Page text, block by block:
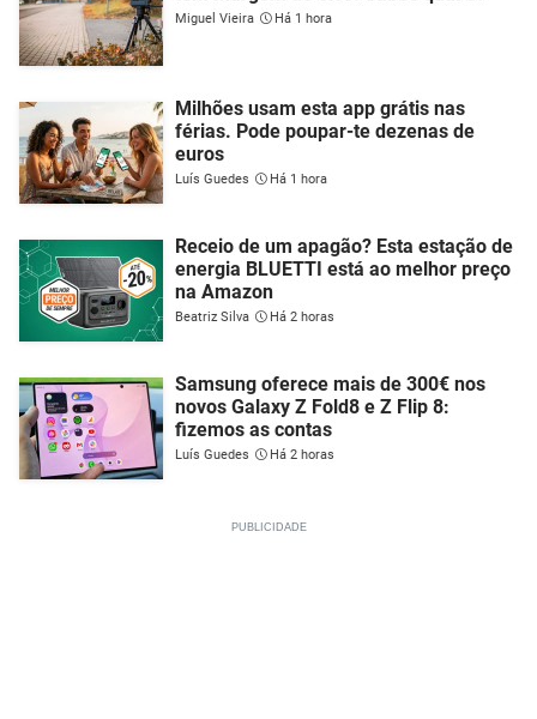
Miguel Vieira Há 1 hora
Milhões usam esta app grátis nas
férias. Pode poupar-te dezenas de
euros
Luís Guedes Há 1 hora
Receio de um apagão? Esta estação de
energia BLUETTI está ao melhor preço
na Amazon
Beatriz Silva Há 2 horas
Samsung oferece mais de 300€ nos
novos Galaxy Z Fold8 e Z Flip 8:
fizemos as contas
Luís Guedes Há 2 horas